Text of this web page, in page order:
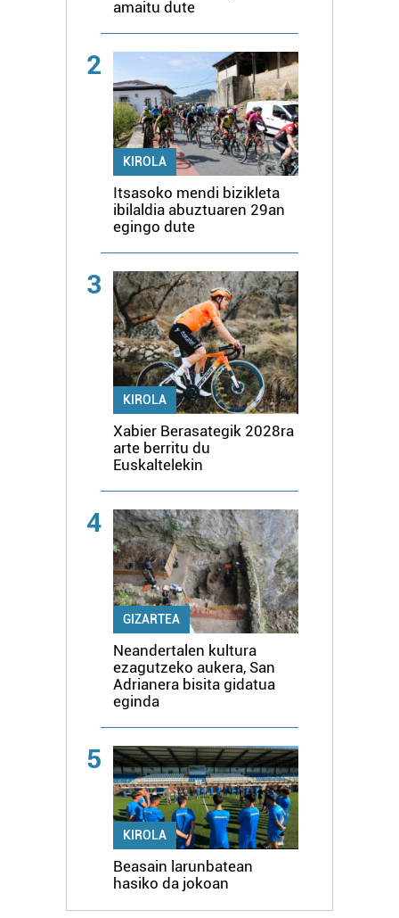
amaitu dute
2
KIROLA
Itsasoko mendi bizikleta
ibilaldia abuztuaren 29an
egingo dute
3
KIROLA
Xabier Berasategik 2028ra
arte berritu du
Euskaltelekin
4
GIZARTEA
Neandertalen kultura
ezagutzeko aukera, San
Adrianera bisita gidatua
eginda
5
KIROLA
Beasain larunbatean
hasiko da jokoan